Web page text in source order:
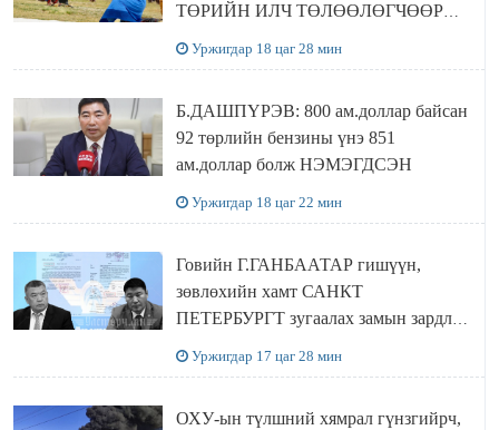
ТӨРИЙН ИЛЧ ТӨЛӨӨЛӨГЧӨӨР
Уржигдар 18 цаг 28 мин
Б.ДАШПҮРЭВ: 800 ам.доллар байсан
92 төрлийн бензины үнэ 851
ам.доллар болж НЭМЭГДСЭН
Уржигдар 18 цаг 22 мин
Говийн Г.ГАНБААТАР гишүүн,
зөвлөхийн хамт САНКТ
ПЕТЕРБУРГТ зугаалах замын зардлаа
Уржигдар 17 цаг 28 мин
ОХУ-ын түлшний хямрал гүнзгийрч,